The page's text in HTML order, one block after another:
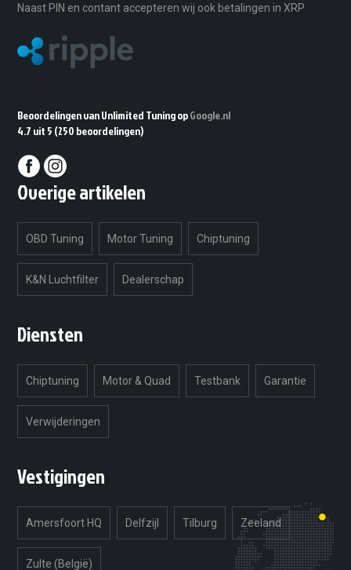
Naast PIN en contant accepteren wij ook betalingen in XRP
Beoordelingen van Unlimited Tuning opGoogle.nl
4.7 uit 5 (250 beoordelingen)
Overige artikelen
OBD Tuning Motor Tuning Chiptuning
K&N Luchtfilter Dealerschap
Diensten
Chiptuning Motor & Quad Testbank Garantie
Verwijderingen
Vestigingen
Amersfoort HQ Delfzijl Tilburg Zeeland
Zulte (België)